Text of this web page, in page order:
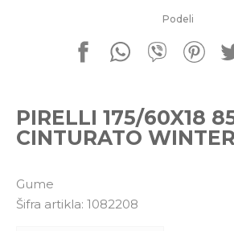
Podeli
PIRELLI 175/60X18
CINTURATO
Gume
Šifra artikla: 1082208
Pišite nam
office@kitcommerce.rs